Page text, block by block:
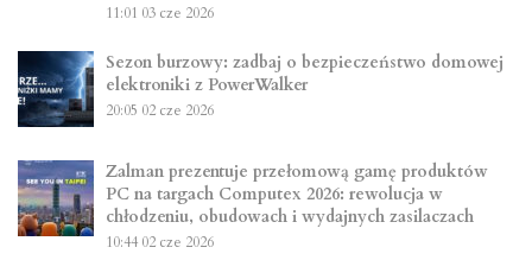
11:01 03 cze 2026
Sezon burzowy: zadbaj o bezpieczeństwo domowej
elektroniki z PowerWalker
20:05 02 cze 2026
Zalman prezentuje przełomową gamę produktów
PC na targach Computex 2026: rewolucja w
chłodzeniu, obudowach i wydajnych zasilaczach
10:44 02 cze 2026